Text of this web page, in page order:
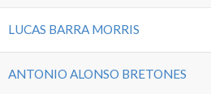
LUCAS BARRA MORRIS
ANTONIO ALONSO BRETONES